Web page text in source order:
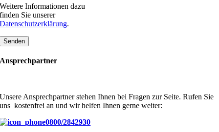
Weitere Informationen dazu
finden Sie unserer
Datenschutzerklärung.
Ansprechpartner
Unsere Ansprechpartner stehen Ihnen bei Fragen zur Seite. Rufen Sie
uns kostenfrei an und wir helfen Ihnen gerne weiter:
0800/2842930